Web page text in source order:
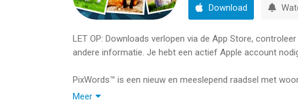
Download
LET OP: Downloads verlopen via de App Store,
andere informatie. Je hebt een actief Apple account
PixWords™ is een nieuw en meeslepend raadsel met
Meer